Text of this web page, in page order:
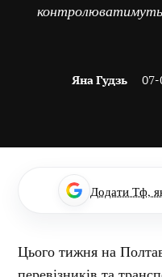
контролюватимуть
Яна Гудзь 07-
Додати Тф,
Цього тижня на